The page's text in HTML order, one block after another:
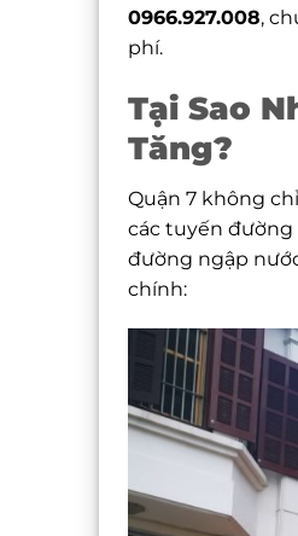
0966.927.008,
phí.
Tại Sao
Tăng?
Quận 7 không
các tuyến đường
đường ngập
chính: